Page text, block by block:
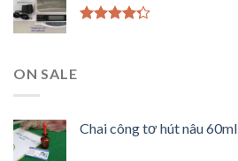
ON SALE
Chai công tơ hút nâu 60ml